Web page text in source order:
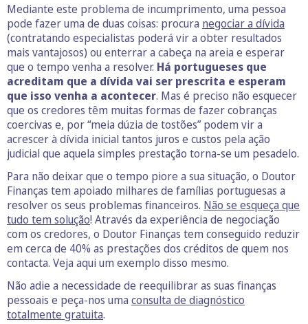
Mediante este problema de incumprimento, uma pessoa
pode fazer uma de duas coisas: procura negociar a dívida
(contratando especialistas poderá vir a obter resultados
mais vantajosos) ou enterrar a cabeça na areia e esperar
que o tempo venha a resolver. Há portugueses que
acreditam que a dívida vai ser prescrita e esperam
que isso venha a acontecer. Mas é preciso não esquecer
que os credores têm muitas formas de fazer cobranças
coercivas e, por “meia dúzia de tostões” podem vir a
acrescer à dívida inicial tantos juros e custos pela ação
judicial que aquela simples prestação torna-se um pesadelo.
Para não deixar que o tempo piore a sua situação, o Doutor
Finanças tem apoiado milhares de famílias portuguesas a
resolver os seus problemas financeiros. Não se esqueça que
tudo tem solução! Através da experiência de negociação
com os credores, o Doutor Finanças tem conseguido reduzir
em cerca de 40% as prestações dos créditos de quem nos
contacta. Veja aqui um exemplo disso mesmo.
Não adie a necessidade de reequilibrar as suas finanças
pessoais e peça-nos uma consulta de diagnóstico
totalmente gratuita.